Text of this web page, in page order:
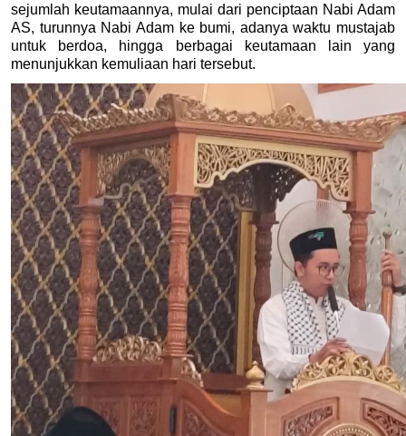
sejumlah keutamaannya, mulai dari penciptaan Nabi Adam
AS, turunnya Nabi Adam ke bumi, adanya waktu mustajab
untuk berdoa, hingga berbagai keutamaan lain yang
menunjukkan kemuliaan hari tersebut.